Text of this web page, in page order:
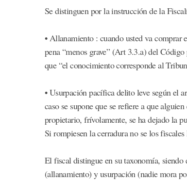
Se distinguen por la instrucción de la
• Allanamiento : cuando usted va comprar
pena “menos grave” (Art 3.3.a) del
que “el conocimiento corresponde al
• Usurpación pacífica delito leve según el
caso se supone que se refiere a que
propietario, frívolamente, se ha dejado la
Si rompiesen la cerradura no se los
El fiscal distingue en su taxonomía,
(allanamiento) y usurpación (nadie mora